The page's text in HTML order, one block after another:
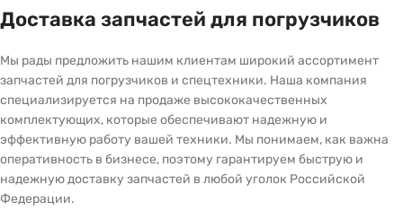
Доставка запчастей для погрузчиков
Мы рады предложить нашим клиентам широкий ассортимент
запчастей для погрузчиков и спецтехники. Наша компания
специализируется на продаже высококачественных
комплектующих, которые обеспечивают надежную и
эффективную работу вашей техники. Мы понимаем, как важна
оперативность в бизнесе, поэтому гарантируем быструю и
надежную доставку запчастей в любой уголок Российской
Федерации.